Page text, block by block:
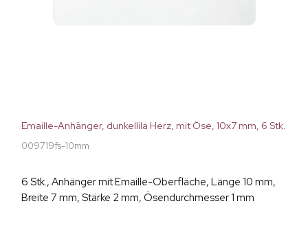
Emaille-Anhänger, dunkellila Herz, mit Öse, 10x7 mm, 6 Stk.
009719fs-10mm
6 Stk., Anhänger mit Emaille-Oberfläche, Länge 10 mm,
Breite 7 mm, Stärke 2 mm, Ösendurchmesser 1 mm